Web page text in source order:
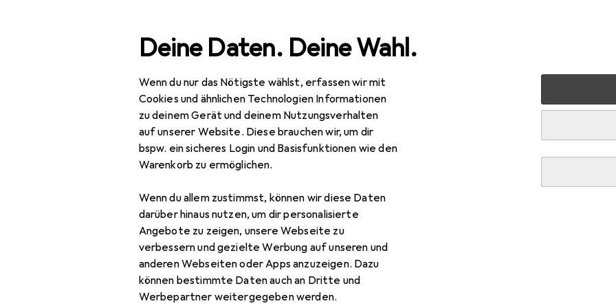
Deine Daten. Deine Wahl.
Wenn du nur das Nötigste wählst, erfassen wir mit
Cookies und ähnlichen Technologien Informationen
zu deinem Gerät und deinem Nutzungsverhalten
auf unserer Website. Diese brauchen wir, um dir
bspw. ein sicheres Login und Basisfunktionen wie den
Warenkorb zu ermöglichen.
Wenn du allem zustimmst, können wir diese Daten
darüber hinaus nutzen, um dir personalisierte
Angebote zu zeigen, unsere Webseite zu
verbessern und gezielte Werbung auf unseren und
anderen Webseiten oder Apps anzuzeigen. Dazu
können bestimmte Daten auch an Dritte und
Werbepartner weitergegeben werden.
Navigation nach Kategorien
Gesamtsortiment IT + Multimedia Smartphones + Tablets Smartphone